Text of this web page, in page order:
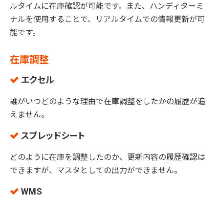
ルタイムに在庫確認が可能です。また、ハンディターミ
ナルを使用することで、リアルタイムでの情報更新が可
能です。
在庫調整
エクセル
誰がいつどのような理由で在庫調整をしたかの履歴が追
えません。
スプレッドシート
どのように在庫を調整したのか、更新内容の履歴確認は
できますが、マスタとしての出力ができません。
WMS